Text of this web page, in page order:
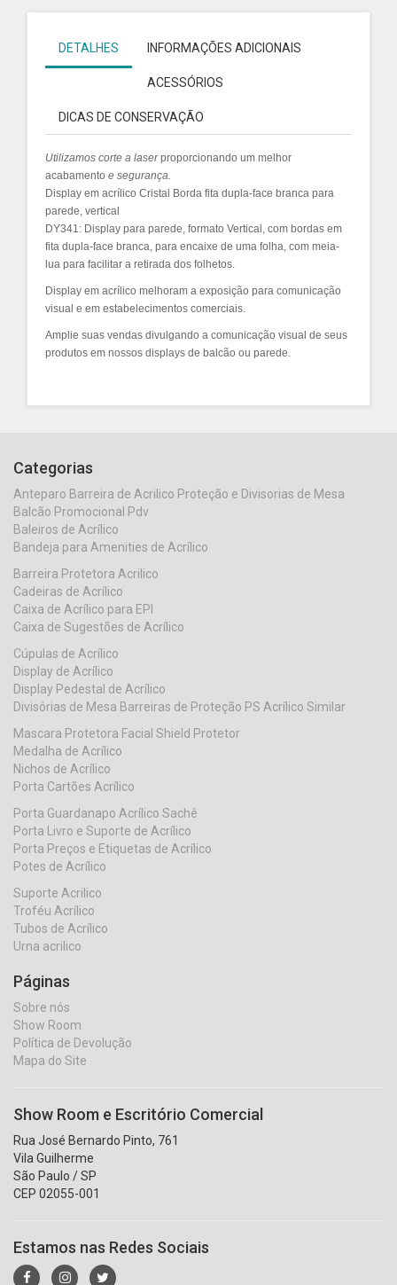
DETALHES INFORMAÇÕES ADICIONAIS
ACESSÓRIOS
DICAS DE CONSERVAÇÃO
Utilizamos corte a laserproporcionando um melhor
acabamento e segurança.
Display em acrílico Cristal Borda fita dupla-face branca para
parede, vertical
DY341: Display para parede, formato Vertical, com bordas em
fita dupla-face branca, para encaixe de uma folha, com meia-
lua para facilitar a retirada dos folhetos.
Display em acrílico melhoram a exposição para comunicação
visual e em estabelecimentos comerciais.
Amplie suas vendas divulgando a comunicação visual de seus
produtos em nossos displays de balcão ou parede.
Categorias
Anteparo Barreira de Acrilico Proteção e Divisorias de Mesa
Balcão Promocional Pdv
Baleiros de Acrílico
Bandeja para Amenities de Acrílico
Barreira Protetora Acrilico
Cadeiras de Acrílico
Caixa de Acrílico para EPI
Caixa de Sugestões de Acrílico
Cúpulas de Acrílico
Display de Acrílico
Display Pedestal de Acrílico
Divisórias de Mesa Barreiras de Proteção PS Acrílico Similar
Mascara Protetora Facial Shield Protetor
Medalha de Acrílico
Nichos de Acrílico
Porta Cartões Acrílico
Porta Guardanapo Acrílico Sachê
Porta Livro e Suporte de Acrílico
Porta Preços e Etiquetas de Acrílico
Potes de Acrílico
Suporte Acrilico
Troféu Acrílico
Tubos de Acrílico
Urna acrilico
Páginas
Sobre nós
Show Room
Política de Devolução
Mapa do Site
Show Room e Escritório Comercial
Rua José Bernardo Pinto, 761
Vila Guilherme
São Paulo / SP
CEP 02055-001
Estamos nas Redes Sociais